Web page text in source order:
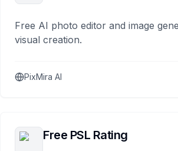
Free AI photo editor and image
visual creation.
PixMira AI
Free PSL Rating